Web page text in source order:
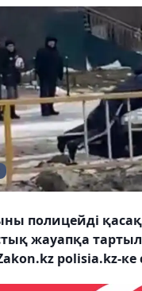
полицейді
жауапқа
polisia.kz-ке